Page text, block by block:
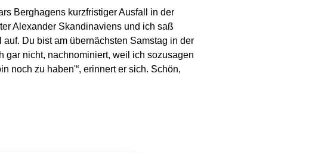
Berghagens kurzfristiger Ausfall in der
Alexander Skandinaviens und ich saß
Du bist am übernächsten Samstag in der
gar nicht, nachnominiert, weil ich sozusagen
noch zu haben'“, erinnert er sich. Schön,